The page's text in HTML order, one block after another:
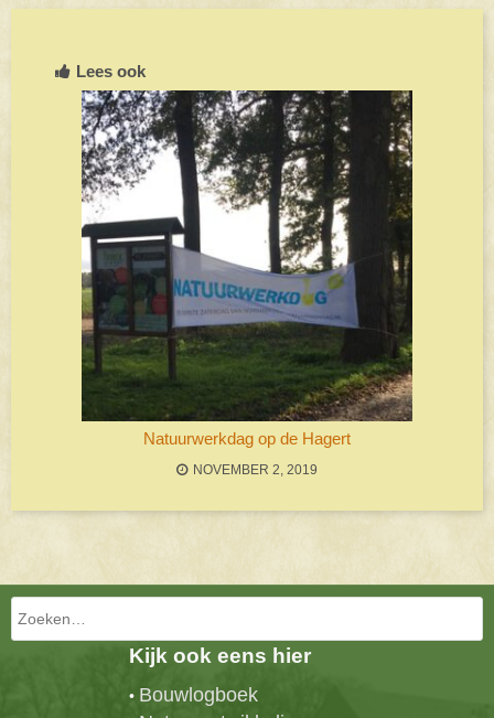
Lees ook
Natuurwerkdag op de Hagert
NOVEMBER 2, 2019
Bericht navigatie
Zoeken
Kijk ook eens hier
• Bouwlogboek